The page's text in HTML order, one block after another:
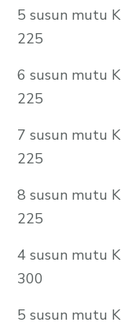
5 susun mutu K
225
6 susun mutu K
225
7 susun mutu K
225
8 susun mutu K
225
4 susun mutu K
300
5 susun mutu K